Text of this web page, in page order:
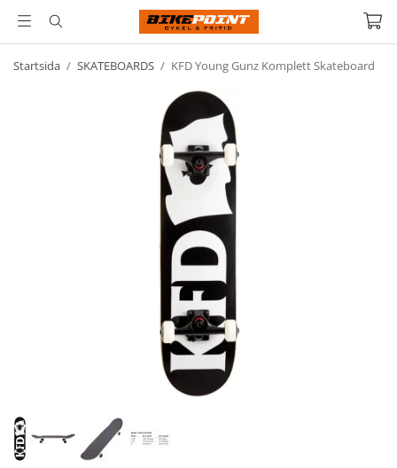
Startsida / SKATEBOARDS / KFD Young Gunz Komplett Skateboard